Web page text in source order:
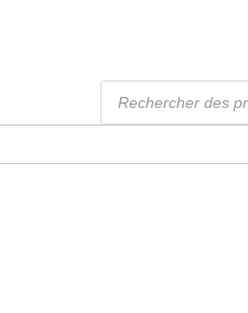
Recherche
produits